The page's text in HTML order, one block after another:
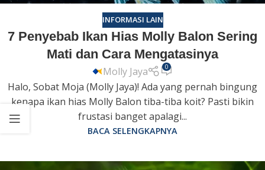
INFORMASI LAIN
7 Penyebab Ikan Hias Molly Balon Sering
Mati dan Cara Mengatasinya
Molly Jaya 0
Halo, Sobat Moja (Molly Jaya)! Ada yang pernah bingung
kenapa ikan hias Molly Balon tiba-tiba koit? Pasti bikin
frustasi banget apalagi...
BACA SELENGKAPNYA